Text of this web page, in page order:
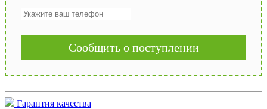
Сообщить о поступлении
Гарантия качества